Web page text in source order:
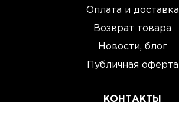
Оплата и доставка
Возврат товара
Новости, блог
Публичная оферта
КОНТАКТЫ